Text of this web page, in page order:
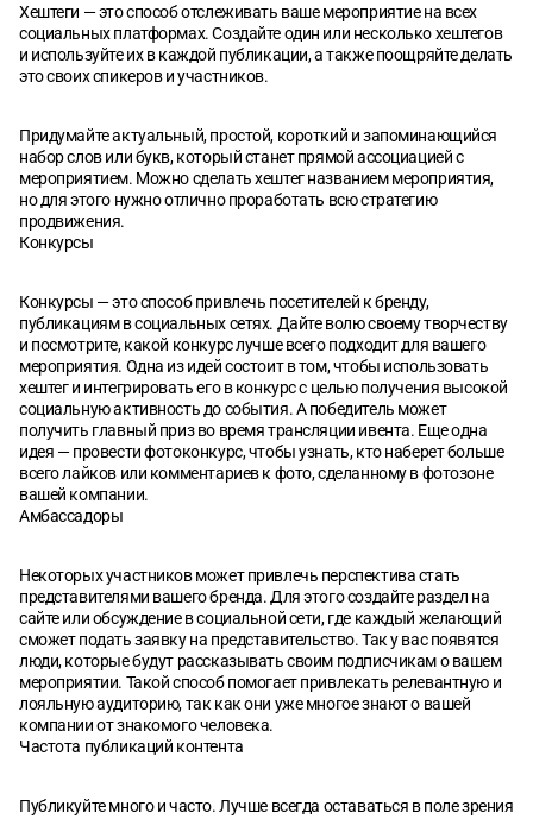
Хештеги — это способ отслеживать ваше мероприятие на всех
социальных платформах. Создайте один или несколько хештегов
и используйте их в каждой публикации, а также поощряйте делать
это своих спикеров и участников.
Придумайте актуальный, простой, короткий и запоминающийся
набор слов или букв, который станет прямой ассоциацией с
мероприятием. Можно сделать хештег названием мероприятия,
но для этого нужно отлично проработать всю стратегию
продвижения.
Конкурсы
Конкурсы — это способ привлечь посетителей к бренду,
публикациям в социальных сетях. Дайте волю своему творчеству
и посмотрите, какой конкурс лучше всего подходит для вашего
мероприятия. Одна из идей состоит в том, чтобы использовать
хештег и интегрировать его в конкурс с целью получения высокой
социальную активность до события. А победитель может
получить главный приз во время трансляции ивента. Еще одна
идея — провести фотоконкурс, чтобы узнать, кто наберет больше
всего лайков или комментариев к фото, сделанному в фотозоне
вашей компании.
Амбассадоры
Некоторых участников может привлечь перспектива стать
представителями вашего бренда. Для этого создайте раздел на
сайте или обсуждение в социальной сети, где каждый желающий
сможет подать заявку на представительство. Так у вас появятся
люди, которые будут рассказывать своим подписчикам о вашем
мероприятии. Такой способ помогает привлекать релевантную и
лояльную аудиторию, так как они уже многое знают о вашей
компании от знакомого человека.
Частота публикаций контента
Публикуйте много и часто. Лучше всегда оставаться в поле зрения